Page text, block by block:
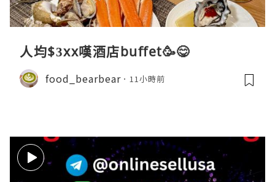
人均$3xx嘆酒店buffet🥳😋
food_bearbear 11小時前